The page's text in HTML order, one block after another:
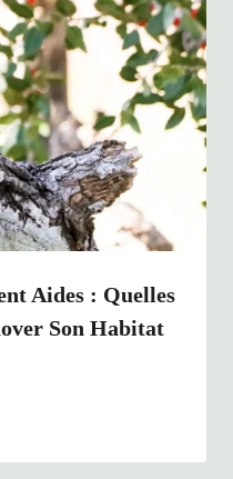
Aides : Quelles
Son Habitat